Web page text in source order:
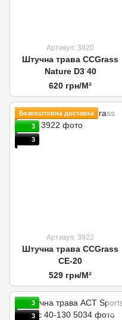
Артикул: 3920
Штучна трава CCGrass
Nature D3 40
620 грн/М²
Безкоштовна доставка
3
3
Артикул: 3922
Штучна трава CCGrass
CE-20
529 грн/М²
3
3